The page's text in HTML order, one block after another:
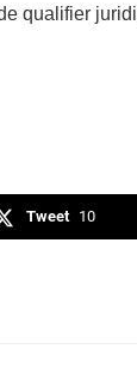
qualifier
Tweet 10